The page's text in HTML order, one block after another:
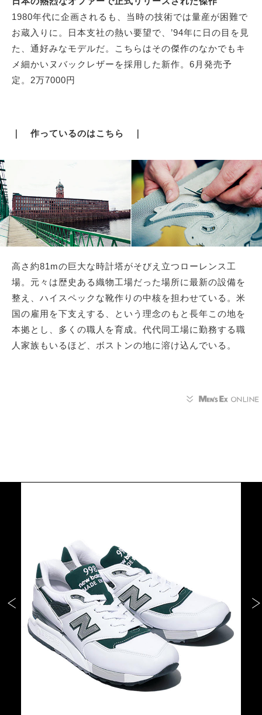
1980年代に企画されるも、当時の技術では量産が困難で
お蔵入りに。日本支社の熱い要望で、’94年に日の目を見
た、通好みなモデルだ。こちらはその傑作のなかでもキ
メ細かいヌバックレザーを採用した新作。6月発売予
定。2万7000円
｜ 作っているのはこちら ｜
高さ約81mの巨大な時計塔がそびえ立つローレンス工
場。元々は歴史ある織物工場だった場所に最新の設備を
整え、ハイスペックな靴作りの中核を担わせている。米
国の雇用を下支えする、という理念のもと長年この地を
本拠とし、多くの職人を育成。代代同工場に勤務する職
人家族もいるほど、ボストンの地に溶け込んでいる。